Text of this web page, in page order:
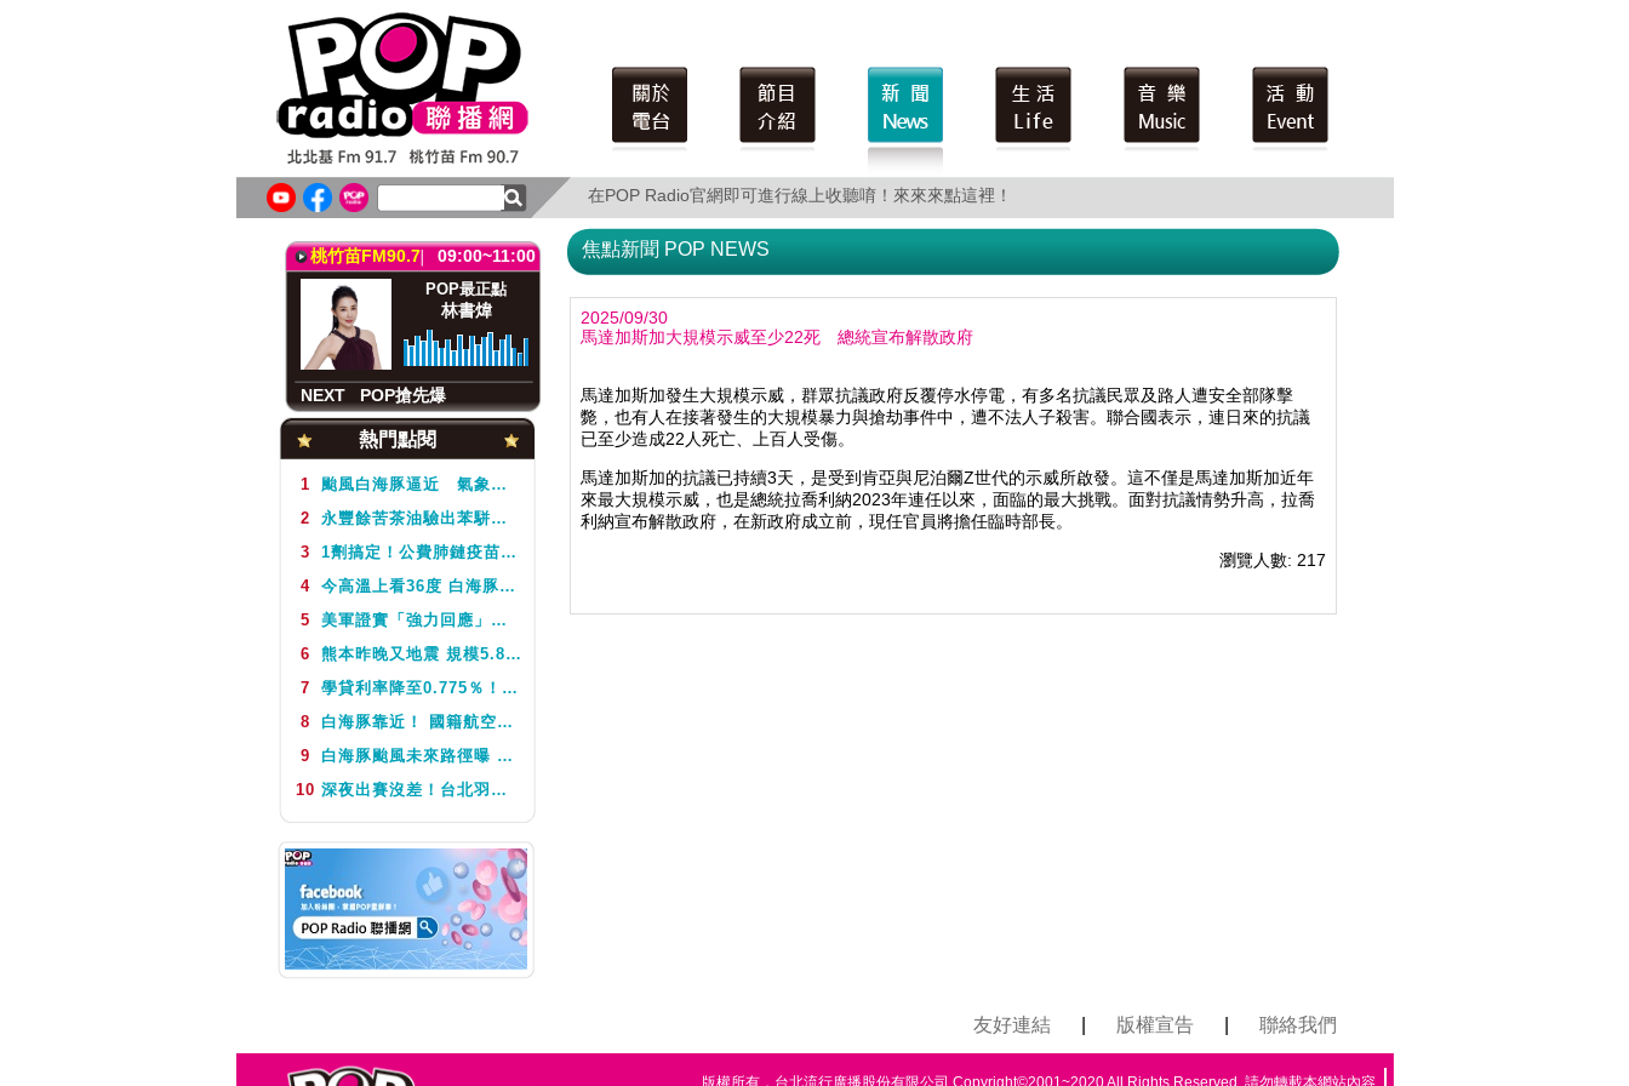
在POP Radio官網即可進行線上收聽唷！來來來點這裡！
在POP Radio官網即可進行線上收聽唷！來來來點這裡！
北北基FM91.709:00~11:00
POP最正點
林書煒
NEXTPOP搶先爆
桃竹苗FM90.709:00~11:00
POP最正點
林書煒
NEXT
POP搶先爆
北北基FM91.709:00~11:00
POP最正點
林書煒
熱門點閱
1
颱風白海豚逼近 氣象署不排除周5下半天發布海警
2
永豐餘苦茶油驗出苯駢芘超標 北市衛生局：不分批號全面預防性下架
3
1劑搞定！公費肺鏈疫苗8月10日升級為新型疫苗 疾管署：317萬人受惠
4 今高溫上看36度 白海豚颱風這天最靠近台灣 不排除發海警
5
美軍證實「強力回應」伊朗飛彈襲擊 國際油價急漲後仍守穩90美元之上
6
熊本昨晚又地震 規模5.8深度極淺 最大震度5弱、氣象廳籲留意餘震
7
學貸利率降至0.775％！台銀8月1日起受理申請 寬限期延長2年
8
白海豚靠近！ 國籍航空往返日本航班異動一次看
9
白海豚颱風未來路徑曝 今體感飆39度 午後山區防大雨
10 深夜出賽沒差！台北羽球公開賽首輪 周天成僅花34分鐘直落二贏球闖16強
焦點新聞 POP NEWS
2025/09/30
馬達加斯加大規模示威至少22死 總統宣布解散政府
馬達加斯加發生大規模示威，群眾抗議政府反覆停水停電，有多名抗議民眾及路人遭安全部隊擊
斃，也有人在接著發生的大規模暴力與搶劫事件中，遭不法人子殺害。聯合國表示，連日來的抗議
已至少造成22人死亡、上百人受傷。
馬達加斯加的抗議已持續3天，是受到肯亞與尼泊爾Z世代的示威所啟發。這不僅是馬達加斯加近年
來最大規模示威，也是總統拉喬利納2023年連任以來，面臨的最大挑戰。面對抗議情勢升高，拉喬
利納宣布解散政府，在新政府成立前，現任官員將擔任臨時部長。
瀏覽人數: 217
友好連結 版權宣告 聯絡我們
版權所有，台北流行廣播股份有限公司 Copyright©2001~2020 All Rights Reserved. 請勿轉載本網站內容